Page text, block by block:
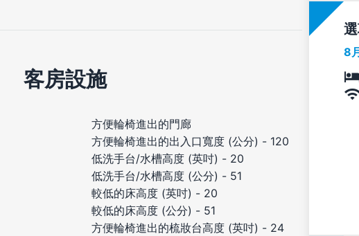
8
客房設施
方便輪椅進出的門廊
方便輪椅進出的出入口寬度 (公分) - 120
低洗手台/水槽高度 (英吋) - 20
低洗手台/水槽高度 (公分) - 51
較低的床高度 (英吋) - 20
較低的床高度 (公分) - 51
方便輪椅進出的梳妝台高度 (英吋) - 24